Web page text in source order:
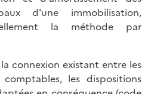
d'une immobilisation,
la méthode par
connexion existant entre les
les dispositions